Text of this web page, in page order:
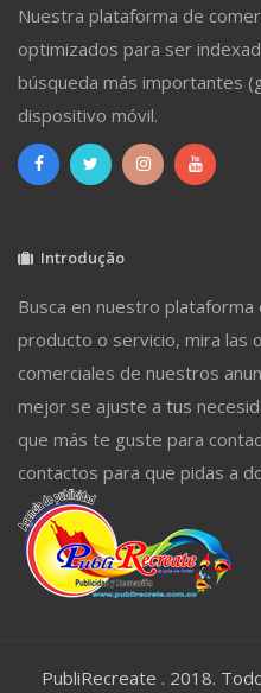
Nuestra plataforma de
optimizados para ser
búsqueda más importantes
dispositivo móvil.
Introdução
Busca en nuestro plataforma
producto o servicio, mira las
comerciales de nuestros
mejor se ajuste a tus
que más te guste para
contactos para que pidas a
PubliRecreate . 2018.